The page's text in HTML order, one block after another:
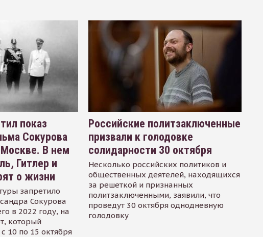
показ
Сокурова
В нем
Гитлер и
о жизни
запретило
Сокурова
в 2022 году, на
который
10 по 15 октября
Российские политзаключенные
призвали к голодовке
солидарности 30 октября
Несколько российских политиков и
общественных деятелей, находящихся
за решеткой и признанных
политзаключенными, заявили, что
проведут 30 октября однодневную
голодовку